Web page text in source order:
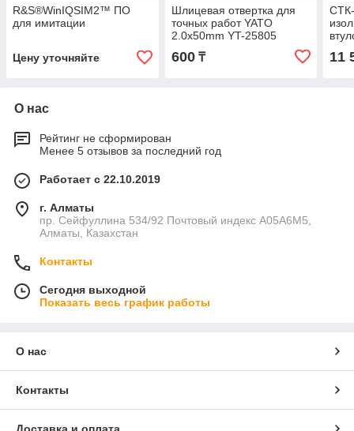
R&S®WinIQSIM2™ ПО
для имитации
Цену уточняйте
Шлицевая отвертка для
точных работ YATO
2.0x50mm YT-25805
600₸ 11
О нас
Рейтинг не сформирован
Менее 5 отзывов за последний год
Работает с 22.10.2019
г. Алматы
пр. Сейфуллина 534/92 Почтовый индекс A05A6M5,
Алматы, Казахстан
Контакты
Сегодня выходной
Показать весь график работы
О нас
Контакты